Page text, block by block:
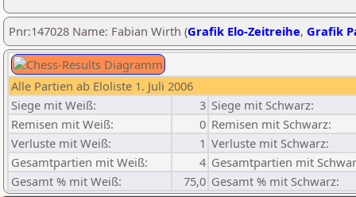
Pnr:147028 Name: Fabian Wirth (Grafik Elo-Zeitreihe, Grafik
Alle Partien ab Eloliste 1. Juli 2006
Siege mit Weiß:
3 Siege mit Schwarz:
Remisen mit Weiß:
0 Remisen mit Schwarz:
Verluste mit Weiß:
1 Verluste mit Schwarz:
Gesamtpartien mit Weiß:
4 Gesamtpartien mit
Gesamt % mit Weiß:
75,0 Gesamt % mit Schwarz: